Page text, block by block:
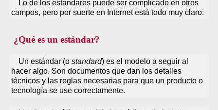
Lo de los estándares puede ser complicado en otros
campos, pero por suerte en Internet está todo muy claro:
¿Qué es un estándar?
Un estándar (o standard) es el modelo a seguir al
hacer algo. Son documentos que dan los detalles
técnicos y las reglas necesarias para que un producto o
tecnología se use correctamente.